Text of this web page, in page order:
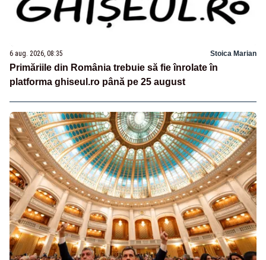
6 aug. 2026, 08:35 Stoica Marian
Primăriile din România trebuie să fie înrolate în
platforma ghiseul.ro până pe 25 august